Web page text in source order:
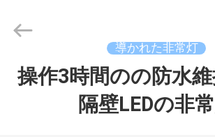
家
Hangzhou
Rights
Reserved.
導かれた非常灯
操作3時間のの防水
隔壁LEDの非